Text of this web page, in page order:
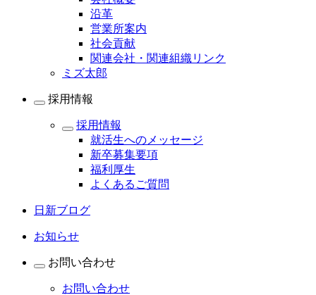
沿革
営業所案内
社会貢献
関連会社・関連組織リンク
ミズ太郎
採用情報
採用情報
就活生へのメッセージ
新卒募集要項
福利厚生
よくあるご質問
日新ブログ
お知らせ
お問い合わせ
お問い合わせ